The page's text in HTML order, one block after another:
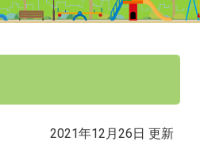
2021年12月26日 更新